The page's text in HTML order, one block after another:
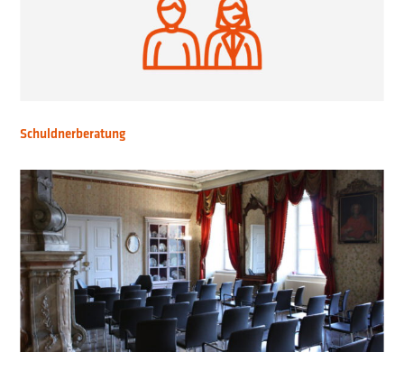
Schuldnerberatung